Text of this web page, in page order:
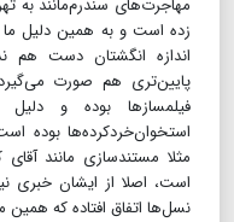
مهاجرت‌های سندرم‌مانند به
زده است و به همین دلیل ما
اندازه انگشتان دست
پایین‌تری هم صورت
فیلمسازها بوده و
استخوان‌خردکرده‌ها بوده
مثلا مستندسازی مانند
است، اصلا از ایشان خبری
نسل‌ها اتفاق افتاده که